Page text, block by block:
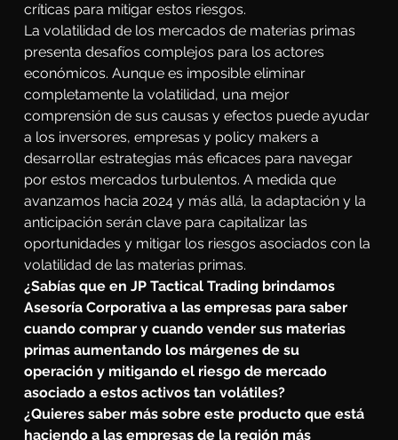
críticas para mitigar estos riesgos.
La volatilidad de los mercados de materias primas
presenta desafíos complejos para los actores
económicos. Aunque es imposible eliminar
completamente la volatilidad, una mejor
comprensión de sus causas y efectos puede ayudar
a los inversores, empresas y policy makers a
desarrollar estrategias más eficaces para navegar
por estos mercados turbulentos. A medida que
avanzamos hacia 2024 y más allá, la adaptación y la
anticipación serán clave para capitalizar las
oportunidades y mitigar los riesgos asociados con la
volatilidad de las materias primas.
¿Sabías que en JP Tactical Trading brindamos
Asesoría Corporativa a las empresas para saber
cuando comprar y cuando vender sus materias
primas aumentando los márgenes de su
operación y mitigando el riesgo de mercado
asociado a estos activos tan volátiles?
¿Quieres saber más sobre este producto que está
haciendo a las empresas de la región más